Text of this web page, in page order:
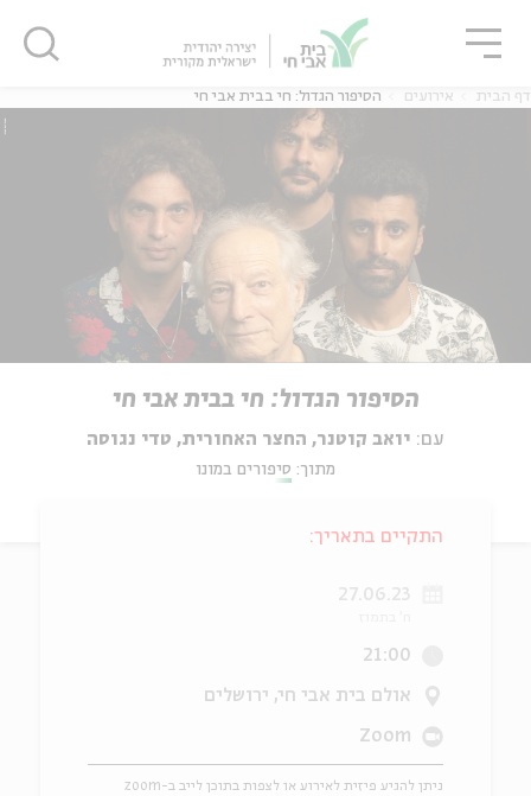
דף הבית אירועים הסיפור הגדול: חי בבית אבי חי
הסיפור הגדול: חי בבית אבי חי
עם: יואב קוטנר, החצר האחורית, טדי נגוסה
מתוך: סיפורים במונו
התקיים בתאריך:
27.06.23
21:00
אולם בית אבי חי, ירושלים
Zoom
ניתן להגיע פיזית לאירוע או לצפות בתוכן לייב ב-zoom
סגור